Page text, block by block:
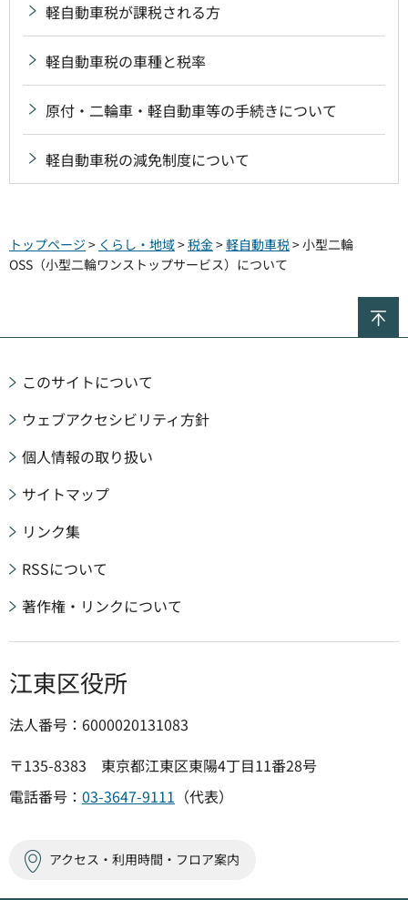
軽自動車税が課税される方
軽自動車税の車種と税率
原付・二輪車・軽自動車等の手続きについて
軽自動車税の減免制度について
トップページ > くらし・地域>税金>軽自動車税> 小型二輪
OSS（小型二輪ワンストップサービス）について
このサイトについて
ウェブアクセシビリティ方針
個人情報の取り扱い
サイトマップ
リンク集
RSSについて
著作権・リンクについて
江東区役所
法人番号：6000020131083
〒135-8383 東京都江東区東陽4丁目11番28号
電話番号： 03-3647-9111 （代表）
アクセス・利用時間・フロア案内